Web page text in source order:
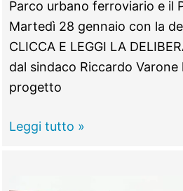
Parco urbano ferroviario e il
Martedì 28 gennaio con la
CLICCA E LEGGI LA
dal sindaco Riccardo
progetto
MONTEROTONDO
Leggi tutto »